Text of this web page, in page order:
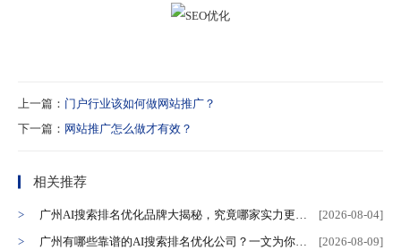
上一篇： 门户行业该如何做网站推广？
下一篇： 网站推广怎么做才有效？
相关推荐
广州AI搜索排名优化品牌大揭秘，究竟哪家实力更胜一筹？
[2026-08-04]
广州有哪些靠谱的AI搜索排名优化公司？一文为你揭秘！
[2026-08-09]